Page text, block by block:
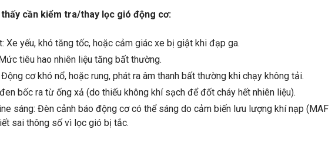
thấy cần kiểm tra/thay lọc gió động cơ:
Xe yếu, khó tăng tốc, hoặc cảm giác xe bị giật khi đạp ga.
tiêu hao nhiên liệu tăng bất thường.
cơ khó nổ, hoặc rung, phát ra âm thanh bất thường khi chạy không tải.
bốc ra từ ống xả (do thiếu không khí sạch để đốt cháy hết nhiên liệu).
sáng: Đèn cảnh báo động cơ có thể sáng do cảm biến lưu lượng khí nạp (MAF
sai thông số vì lọc gió bị tắc.